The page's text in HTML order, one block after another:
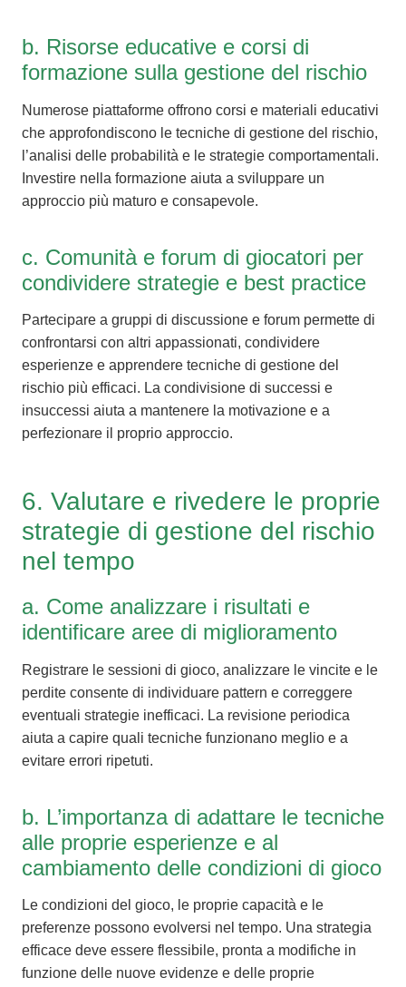
b. Risorse educative e corsi di
formazione sulla gestione del rischio
Numerose piattaforme offrono corsi e materiali educativi
che approfondiscono le tecniche di gestione del rischio,
l’analisi delle probabilità e le strategie comportamentali.
Investire nella formazione aiuta a sviluppare un
approccio più maturo e consapevole.
c. Comunità e forum di giocatori per
condividere strategie e best practice
Partecipare a gruppi di discussione e forum permette di
confrontarsi con altri appassionati, condividere
esperienze e apprendere tecniche di gestione del
rischio più efficaci. La condivisione di successi e
insuccessi aiuta a mantenere la motivazione e a
perfezionare il proprio approccio.
6. Valutare e rivedere le proprie
strategie di gestione del rischio
nel tempo
a. Come analizzare i risultati e
identificare aree di miglioramento
Registrare le sessioni di gioco, analizzare le vincite e le
perdite consente di individuare pattern e correggere
eventuali strategie inefficaci. La revisione periodica
aiuta a capire quali tecniche funzionano meglio e a
evitare errori ripetuti.
b. L’importanza di adattare le tecniche
alle proprie esperienze e al
cambiamento delle condizioni di gioco
Le condizioni del gioco, le proprie capacità e le
preferenze possono evolversi nel tempo. Una strategia
efficace deve essere flessibile, pronta a modifiche in
funzione delle nuove evidenze e delle proprie